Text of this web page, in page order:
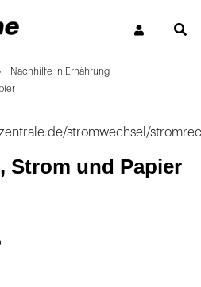
Nachhilfe in Ernährung
stromwechsel/
Strom und Papier